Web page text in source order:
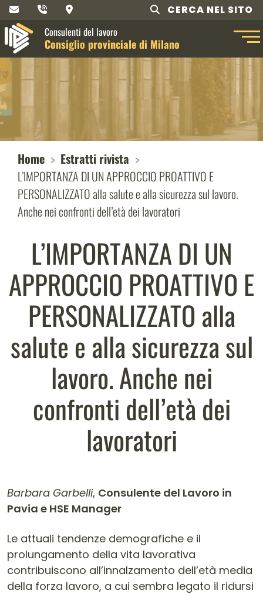
CERCA NEL SITO
Consulenti del lavoro
Consiglio provinciale di Milano
Home
Estratti rivista
L’IMPORTANZA DI UN APPROCCIO PROATTIVO E
PERSONALIZZATO alla salute e alla sicurezza sul lavoro.
Anche nei confronti dell’età dei lavoratori
L’IMPORTANZA DI UN
APPROCCIO PROATTIVO E
PERSONALIZZATO alla
salute e alla sicurezza sul
lavoro. Anche nei
confronti dell’età dei
lavoratori
Barbara Garbelli, Consulente del Lavoro in
Pavia e HSE Manager
Contenuto dell'articolo
Le attuali tendenze demografiche e il
prolungamento della vita lavorativa
contribuiscono all’innalzamento dell’età media
della forza lavoro, a cui sembra legato il ridursi